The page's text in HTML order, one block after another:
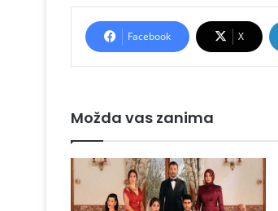
Facebook X
Možda vas zanima